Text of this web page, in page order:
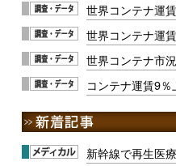
世界コンテナ運
世界コンテナ運
世界コンテナ市
コンテナ運賃9
新幹線で再生医